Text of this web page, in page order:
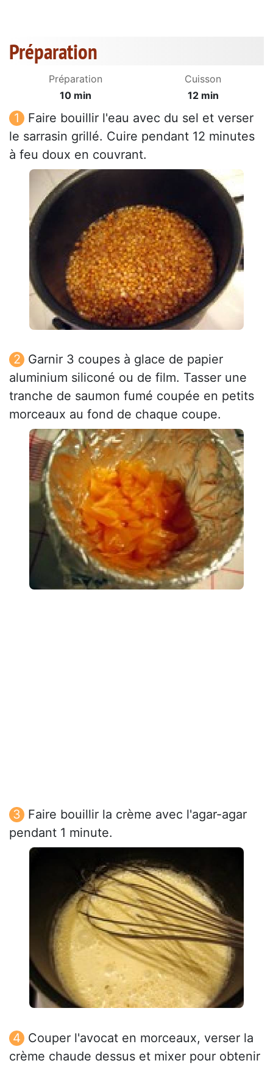
Préparation
Préparation
10 min
Cuisson
12 min
Faire bouillir l'eau avec du sel et verser
le sarrasin grillé. Cuire pendant 12 minutes
à feu doux en couvrant.
Garnir 3 coupes à glace de papier
aluminium siliconé ou de film. Tasser une
tranche de saumon fumé coupée en petits
morceaux au fond de chaque coupe.
Faire bouillir la crème avec l'agar-agar
pendant 1 minute.
Couper l'avocat en morceaux, verser la
crème chaude dessus et mixer pour obtenir